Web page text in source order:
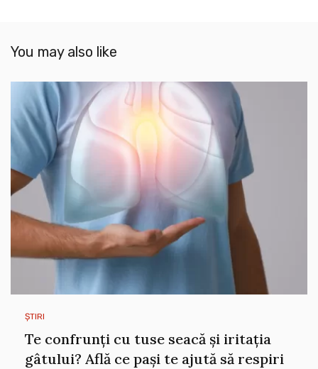
You may also like
ȘTIRI
Te confrunți cu tuse seacă și iritația
gâtului? Află ce pași te ajută să respiri